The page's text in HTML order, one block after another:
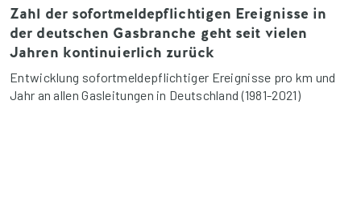
Zahl der sofortmeldepflichtigen Ereignisse in
der deutschen Gasbranche geht seit vielen
Jahren kontinuierlich zurück
Entwicklung sofortmeldepflichtiger Ereignisse pro km und
Jahr an allen Gasleitungen in Deutschland (1981-2021)